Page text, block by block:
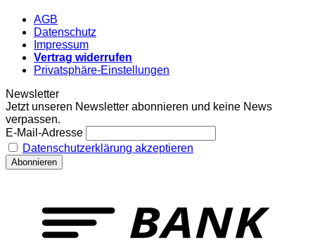
AGB
Datenschutz
Impressum
Vertrag widerrufen
Privatsphäre-Einstellungen
Newsletter
Jetzt unseren Newsletter abonnieren und keine News
verpassen.
E-Mail-Adresse
Datenschutzerklärung akzeptieren